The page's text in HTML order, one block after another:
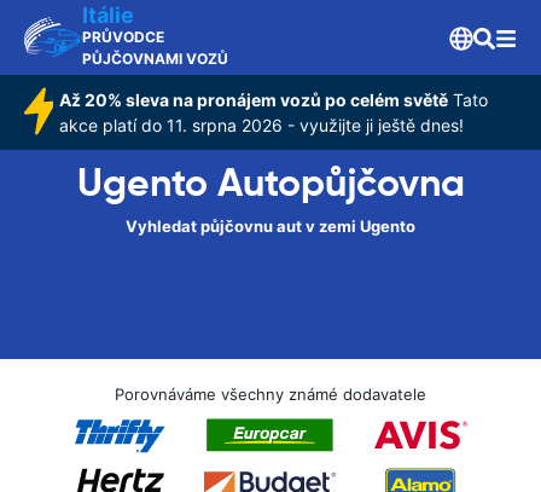
Itálie
PRŮVODCE
PŮJČOVNAMI VOZŮ
Až 20% sleva na pronájem vozů po celém světě Tato
akce platí do 11. srpna 2026 - využijte ji ještě dnes!
Ugento Autopůjčovna
Vyhledat půjčovnu aut v zemi Ugento
Porovnáváme všechny známé dodavatele